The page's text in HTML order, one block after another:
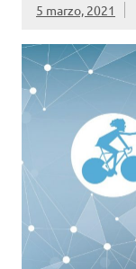
5 marzo, 2021